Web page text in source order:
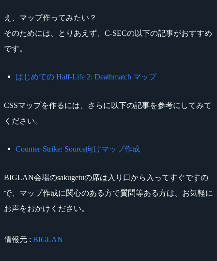
え、マップ作ってみたい？
そのためには、とりあえず、C-SECの以下の記事がおすすめ
です。
はじめての Half-Life 2: Deathmatch マップ
CSSマップを作るには、さらに以下の記事を参考にしてみて
ください。
Counter-Strike: Source向けマップ作成
BIGLAN会場のsakugetuの席は入り口から入ってすぐですの
で、マップ作成に関心のある方で質問等ある方は、お気軽に
お声をおかけください。
情報元 : BIGLAN